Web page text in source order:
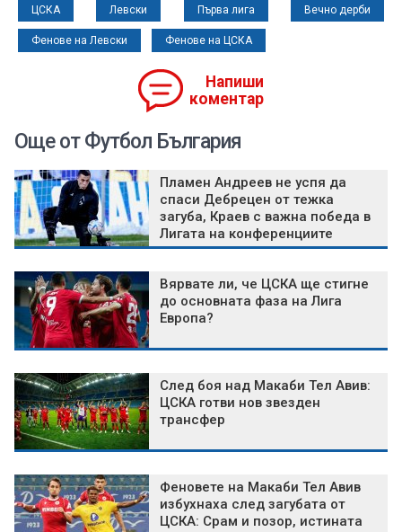
ЦСКА Левски Първа лига Вечно дерби
Фенове на Левски Фенове на ЦСКА
Напиши
коментар
Още от Футбол България
Пламен Андреев не успя да
спаси Дебрецен от тежка
загуба, Краев с важна победа в
Лигата на конференциите
Вярвате ли, че ЦСКА ще стигне
до основната фаза на Лига
Европа?
След боя над Макаби Тел Авив:
ЦСКА готви нов звезден
трансфер
Феновете на Макаби Тел Авив
избухнаха след загубата от
ЦСКА: Срам и позор, истината